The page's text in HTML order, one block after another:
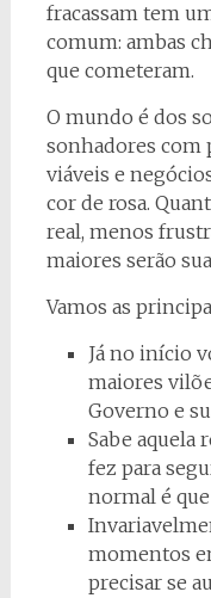
fracassam tem
comum: ambas
que cometeram.
O mundo é dos
sonhadores com
viáveis e
cor de rosa.
real, menos
maiores serão
Vamos as
Já no início
maiores
Governo e
Sabe aquela
fez para
normal é
momentos
precisar se